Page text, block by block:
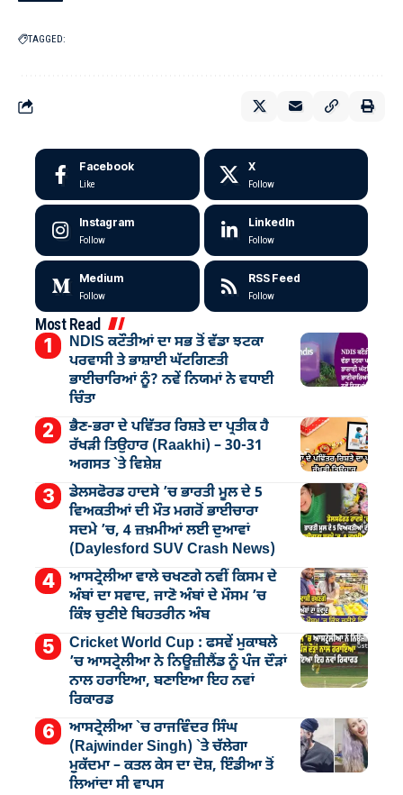
TAGGED:
Facebook
Like
X
Follow
Instagram
Follow
LinkedIn
Follow
Medium
Follow
RSS Feed
Follow
Most Read
NDIS ਕਟੌਤੀਆਂ ਦਾ ਸਭ ਤੋਂ ਵੱਡਾ ਝਟਕਾ
ਪਰਵਾਸੀ ਤੇ ਭਾਸ਼ਾਈ ਘੱਟਗਿਣਤੀ
ਭਾਈਚਾਰਿਆਂ ਨੂੰ? ਨਵੇਂ ਨਿਯਮਾਂ ਨੇ ਵਧਾਈ
ਚਿੰਤਾ
ਭੈਣ-ਭਰਾ ਦੇ ਪਵਿੱਤਰ ਰਿਸ਼ਤੇ ਦਾ ਪ੍ਰਤੀਕ ਹੈ
ਰੱਖੜੀ ਤਿਉਹਾਰ (Raakhi) – 30-31
ਅਗਸਤ `ਤੇ ਵਿਸ਼ੇਸ਼
ਡੇਲਸਫੋਰਡ ਹਾਦਸੇ ’ਚ ਭਾਰਤੀ ਮੂਲ ਦੇ 5
ਵਿਅਕਤੀਆਂ ਦੀ ਮੌਤ ਮਗਰੋਂ ਭਾਈਚਾਰਾ
ਸਦਮੇ ’ਚ, 4 ਜ਼ਖ਼ਮੀਆਂ ਲਈ ਦੁਆਵਾਂ
(Daylesford SUV Crash News)
ਆਸਟ੍ਰੇਲੀਆ ਵਾਲੇ ਚਖਣਗੇ ਨਵੀਂ ਕਿਸਮ ਦੇ
ਅੰਬਾਂ ਦਾ ਸਵਾਦ, ਜਾਣੋ ਅੰਬਾਂ ਦੇ ਮੌਸਮ ’ਚ
ਕਿੰਝ ਚੁਣੀਏ ਬਿਹਤਰੀਨ ਅੰਬ
Cricket World Cup : ਫਸਵੇਂ ਮੁਕਾਬਲੇ
’ਚ ਆਸਟ੍ਰੇਲੀਆ ਨੇ ਨਿਊਜ਼ੀਲੈਂਡ ਨੂੰ ਪੰਜ ਦੌੜਾਂ
ਨਾਲ ਹਰਾਇਆ, ਬਣਾਇਆ ਇਹ ਨਵਾਂ
ਰਿਕਾਰਡ
ਆਸਟ੍ਰੇਲੀਆ `ਚ ਰਾਜਵਿੰਦਰ ਸਿੰਘ
(Rajwinder Singh) `ਤੇ ਚੱਲੇਗਾ
ਮੁੁਕੱਦਮਾ – ਕਤਲ ਕੇਸ ਦਾ ਦੋਸ਼, ਇੰਡੀਆ ਤੋਂ
ਲਿਆਂਦਾ ਸੀ ਵਾਪਸ